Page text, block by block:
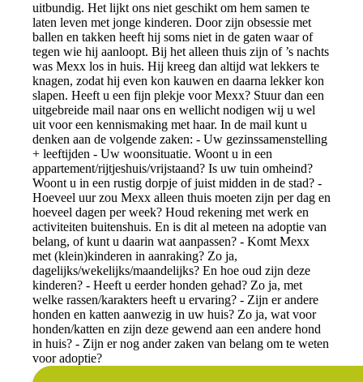
uitbundig. Het lijkt ons niet geschikt om hem samen te
laten leven met jonge kinderen. Door zijn obsessie met
ballen en takken heeft hij soms niet in de gaten waar of
tegen wie hij aanloopt. Bij het alleen thuis zijn of ’s nachts
was Mexx los in huis. Hij kreeg dan altijd wat lekkers te
knagen, zodat hij even kon kauwen en daarna lekker kon
slapen. Heeft u een fijn plekje voor Mexx? Stuur dan een
uitgebreide mail naar ons en wellicht nodigen wij u wel
uit voor een kennismaking met haar. In de mail kunt u
denken aan de volgende zaken: - Uw gezinssamenstelling
+ leeftijden - Uw woonsituatie. Woont u in een
appartement/rijtjeshuis/vrijstaand? Is uw tuin omheind?
Woont u in een rustig dorpje of juist midden in de stad? -
Hoeveel uur zou Mexx alleen thuis moeten zijn per dag en
hoeveel dagen per week? Houd rekening met werk en
activiteiten buitenshuis. En is dit al meteen na adoptie van
belang, of kunt u daarin wat aanpassen? - Komt Mexx
met (klein)kinderen in aanraking? Zo ja,
dagelijks/wekelijks/maandelijks? En hoe oud zijn deze
kinderen? - Heeft u eerder honden gehad? Zo ja, met
welke rassen/karakters heeft u ervaring? - Zijn er andere
honden en katten aanwezig in uw huis? Zo ja, wat voor
honden/katten en zijn deze gewend aan een andere hond
in huis? - Zijn er nog ander zaken van belang om te weten
voor adoptie?